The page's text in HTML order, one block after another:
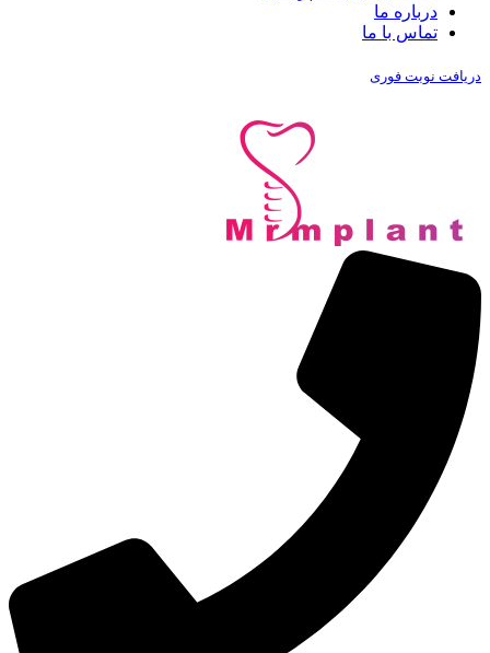
درباره ما
تماس با ما
دریافت نوبت فوری